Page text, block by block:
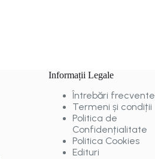
Informații Legale
Întrebări frecvente
Termeni și condiții
Politica de
Confidențialitate
Politica Cookies
Edituri